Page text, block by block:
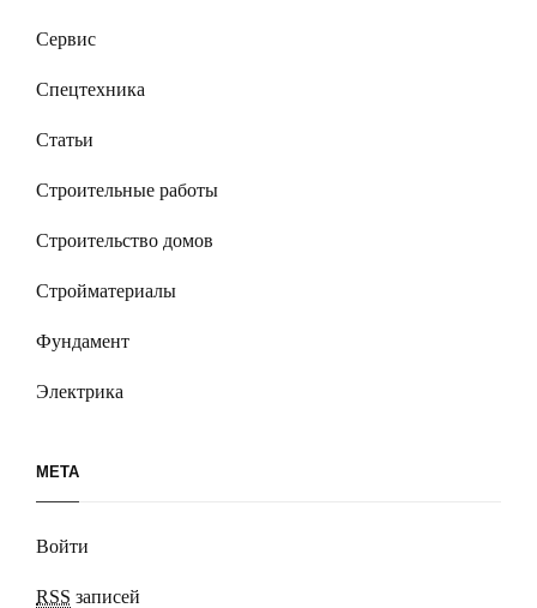
Сервис
Спецтехника
Статьи
Строительные работы
Строительство домов
Стройматериалы
Фундамент
Электрика
МЕТА
Войти
RSS записей